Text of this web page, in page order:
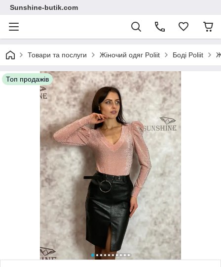
Sunshine-butik.com
Товари та послуги Жіночий одяг Poliit Боді Poliit
Топ продажів